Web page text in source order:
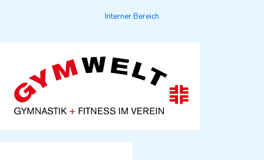
Interner Bereich